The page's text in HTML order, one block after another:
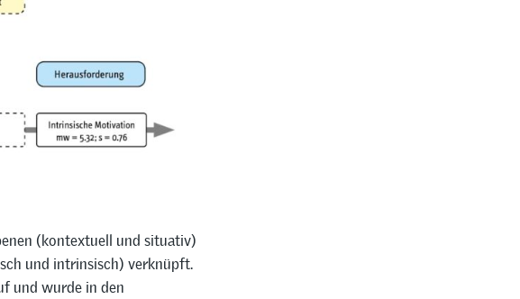
(kontextuell und situativ)
und intrinsisch) verknüpft.
und wurde in den